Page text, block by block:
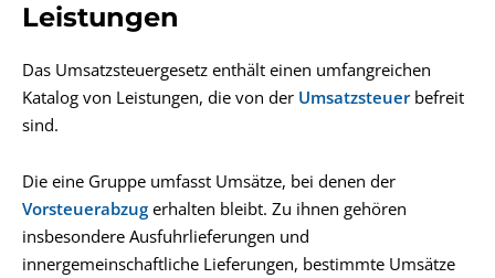
Leistungen
Das Umsatzsteuergesetz enthält einen umfangreichen
Katalog von Leistungen, die von der Umsatzsteuerbefreit
sind.
Die eine Gruppe umfasst Umsätze, bei denen der
Vorsteuerabzug erhalten bleibt. Zu ihnen gehören
insbesondere Ausfuhrlieferungen und
innergemeinschaftliche Lieferungen, bestimmte Umsätze